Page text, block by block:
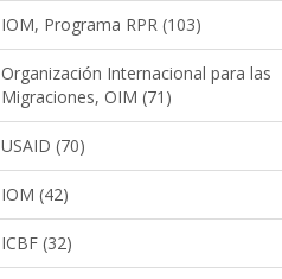
IOM, Programa RPR (103)
Organización Internacional para las
Migraciones, OIM (71)
USAID (70)
IOM (42)
ICBF (32)